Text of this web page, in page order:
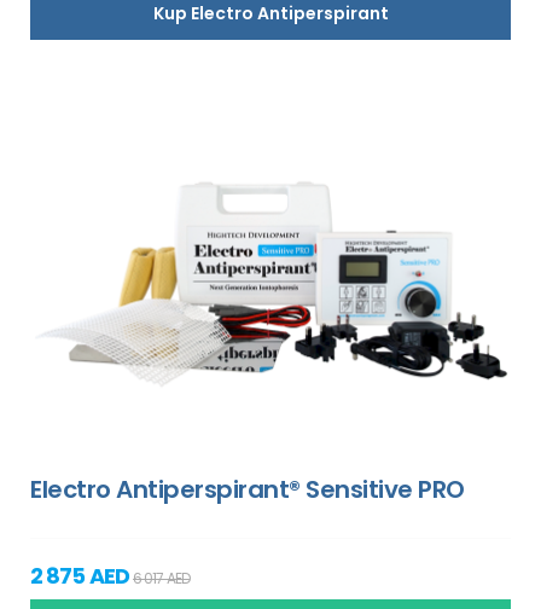
Kup Electro Antiperspirant
Electro Antiperspirant® Sensitive PRO
2 875 AED6 017 AED